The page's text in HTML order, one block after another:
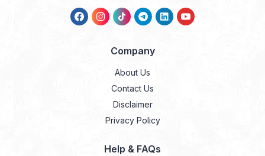
Company
About Us
Contact Us
Disclaimer
Privacy Policy
Help & FAQs